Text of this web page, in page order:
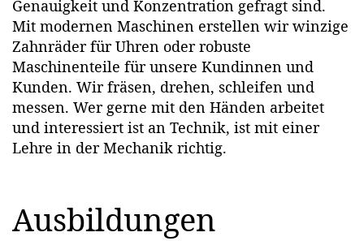
Genauigkeit und Konzentration gefragt sind.
Mit modernen Maschinen erstellen wir winzige
Zahnräder für Uhren oder robuste
Maschinenteile für unsere Kundinnen und
Kunden. Wir fräsen, drehen, schleifen und
messen. Wer gerne mit den Händen arbeitet
und interessiert ist an Technik, ist mit einer
Lehre in der Mechanik richtig.
Ausbildungen